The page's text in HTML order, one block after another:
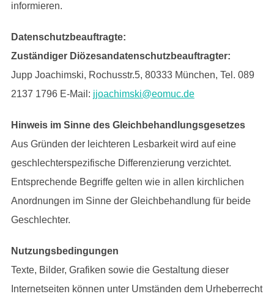
informieren.
Datenschutzbeauftragte:
Zuständiger Diözesandatenschutzbeauftragter:
Jupp Joachimski, Rochusstr.5, 80333 München, Tel. 089
2137 1796 E-Mail: jjoachimski@eomuc.de
Hinweis im Sinne des Gleichbehandlungsgesetzes
Aus Gründen der leichteren Lesbarkeit wird auf eine
geschlechterspezifische Differenzierung verzichtet.
Entsprechende Begriffe gelten wie in allen kirchlichen
Anordnungen im Sinne der Gleichbehandlung für beide
Geschlechter.
Nutzungsbedingungen
Texte, Bilder, Grafiken sowie die Gestaltung dieser
Internetseiten können unter Umständen dem Urheberrecht